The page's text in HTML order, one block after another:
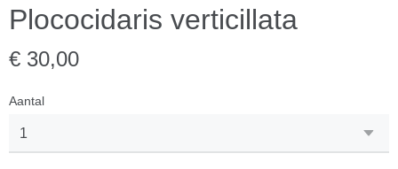
Plococidaris verticillata
€ 30,00
Aantal